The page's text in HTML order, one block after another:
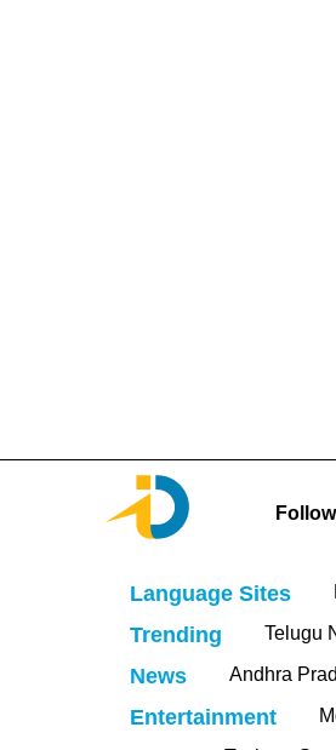
Language Sites
Trending Telugu
News Andhra
Entertainment